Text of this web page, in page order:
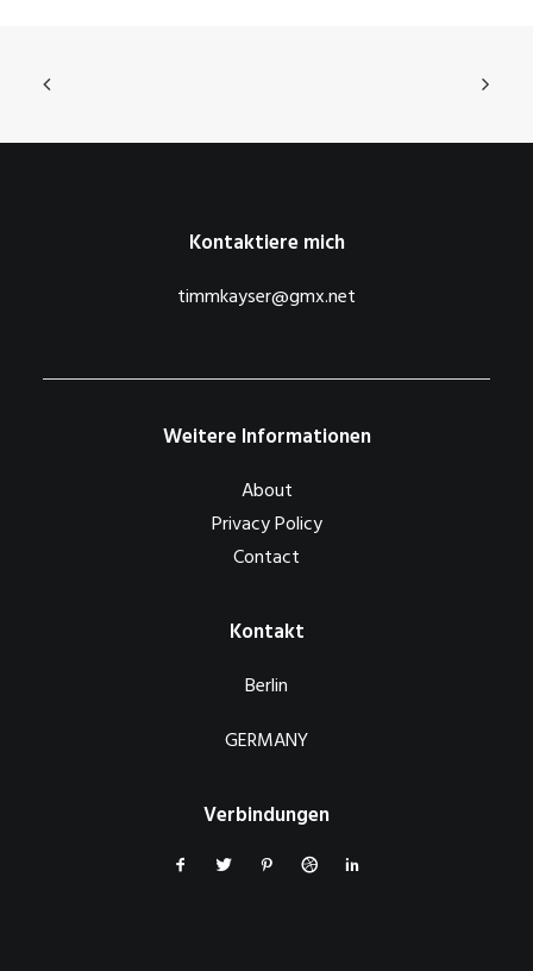
Kontaktiere mich
timmkayser@gmx.net
Weitere Informationen
About
Privacy Policy
Contact
Kontakt
Berlin
GERMANY
Verbindungen